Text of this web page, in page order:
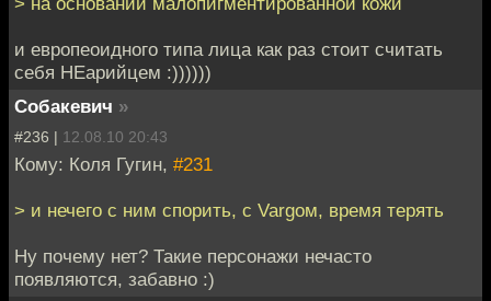
и европеоидного типа лица как раз стоит считать
себя НЕарийцем :))))))
Собакевич »
#236 | 12.08.10 20:43
Кому: Коля Гугин, #231
> и нечего с ним спорить, с Vargом, время терять
Ну почему нет? Такие персонажи нечасто
появляются, забавно :)